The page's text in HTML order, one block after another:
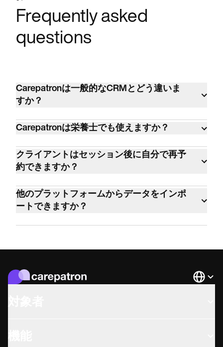
Frequently asked
questions
Carepatronは一般的なCRMとどう違いま
すか？
Carepatronは医療従事者向けに作られてい
ます。HIPAA準拠の記録、臨床テンプレー
ト、遠隔医療、安全なメッセージ機能を備
えており、営業ツールを転用したものでは
ありません。
Carepatronは栄養士でも使えますか？
はい。Carepatronは、行動療法、アライド
ヘルス、医療、ウェルネスの各分野にわた
る100種類以上の臨床専門家によって、120
か国以上で利用されており、その中には数
千人の栄養士も含まれています。
クライアントはセッション後に自分で再予
約できますか？
はい。クライアントはポータルまたは予約
リンクから直接、次回の予約を入れること
ができます。
他のプラットフォームからデータをインポ
ートできますか？
はい。CSV、XLS、XLSX形式でインポート
やClinikoなどのプラットフォームからのデ
ガイド付きのインポート機能もあります。